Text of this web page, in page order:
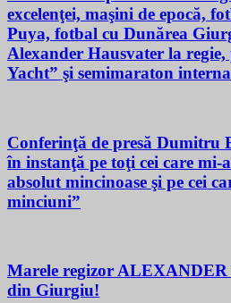
excelenţei, maşini de epocă,
Puya, fotbal cu Dunărea
Alexander Hausvater la
Yacht” şi semimaraton
Conferinţă de presă Dumitru
în instanţă pe toţi cei care mi-
absolut mincinoase şi pe cei
minciuni”
Marele regizor ALEXANDER
din Giurgiu!